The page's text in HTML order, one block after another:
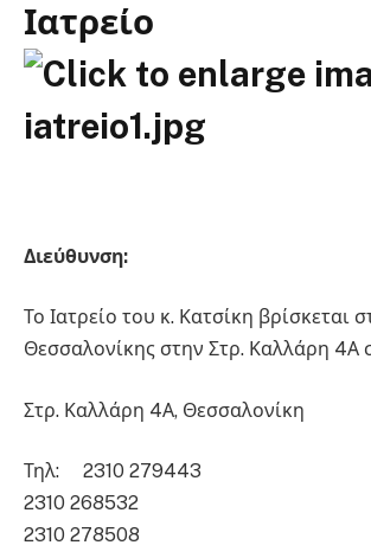
Ιατρείο
Διεύθυνση:
Το Ιατρείο του κ. Κατσίκη βρίσκεται
Θεσσαλονίκης στην Στρ. Καλλάρη 4Α
Στρ. Καλλάρη 4Α, Θεσσαλονίκη
Τηλ: 2310 279443
2310 268532
2310 278508